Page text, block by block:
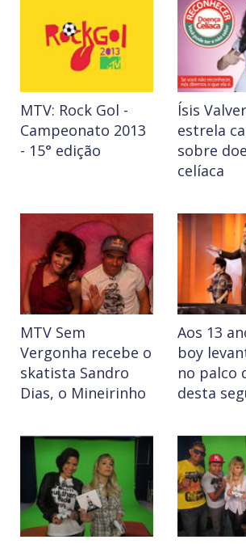
MTV: Rock Gol -
Campeonato 2013
- 15° edição
Ísis
estrela
sobre
celíaca
MTV Sem
Vergonha recebe o
skatista Sandro
Dias, o Mineirinho
Aos 13
boy
no palco
desta